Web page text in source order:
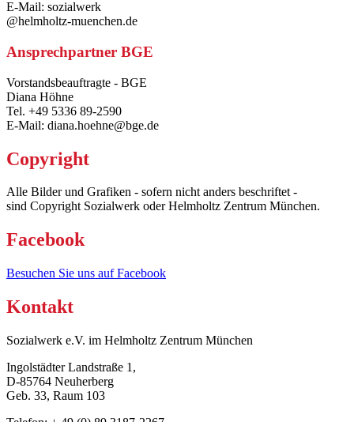
E-Mail: sozialwerk
@helmholtz-muenchen.de
Ansprechpartner BGE
Vorstandsbeauftragte - BGE
Diana Höhne
Tel. +49 5336 89-2590
E-Mail: diana.hoehne@bge.de
Copyright
Alle Bilder und Grafiken - sofern nicht anders beschriftet -
sind Copyright Sozialwerk oder Helmholtz Zentrum München.
Facebook
Besuchen Sie uns auf Facebook
Kontakt
Sozialwerk e.V. im Helmholtz Zentrum München
Ingolstädter Landstraße 1,
D-85764 Neuherberg
Geb. 33, Raum 103